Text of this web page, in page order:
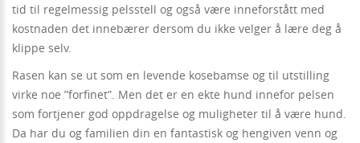
tid til regelmessig pelsstell og også være inneforstått med
kostnaden det innebærer dersom du ikke velger å lære deg å
klippe selv.
Rasen kan se ut som en levende kosebamse og til utstilling
virke noe ”forfinet”. Men det er en ekte hund innefor pelsen
som fortjener god oppdragelse og muligheter til å være hund.
Da har du og familien din en fantastisk og hengiven venn og